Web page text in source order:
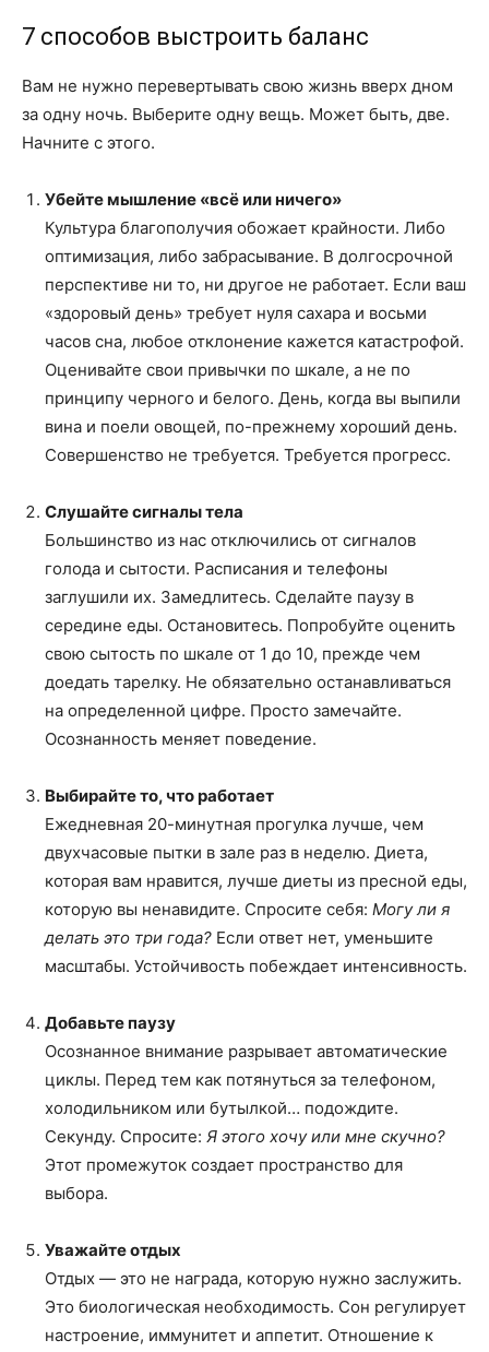
7 способов выстроить баланс
Вам не нужно перевертывать свою жизнь вверх дном
за одну ночь. Выберите одну вещь. Может быть, две.
Начните с этого.
Убейте мышление «всё или ничего»
Культура благополучия обожает крайности. Либо
оптимизация, либо забрасывание. В долгосрочной
перспективе ни то, ни другое не работает. Если ваш
«здоровый день» требует нуля сахара и восьми
часов сна, любое отклонение кажется катастрофой.
Оценивайте свои привычки по шкале, а не по
принципу черного и белого. День, когда вы выпили
вина и поели овощей, по-прежнему хороший день.
Совершенство не требуется. Требуется прогресс.
Слушайте сигналы тела
Большинство из нас отключились от сигналов
голода и сытости. Расписания и телефоны
заглушили их. Замедлитесь. Сделайте паузу в
середине еды. Остановитесь. Попробуйте оценить
свою сытость по шкале от 1 до 10, прежде чем
доедать тарелку. Не обязательно останавливаться
на определенной цифре. Просто замечайте.
Осознанность меняет поведение.
Выбирайте то, что работает
Ежедневная 20-минутная прогулка лучше, чем
двухчасовые пытки в зале раз в неделю. Диета,
которая вам нравится, лучше диеты из пресной еды,
которую вы ненавидите. Спросите себя: Могу ли я
делать это три года? Если ответ нет, уменьшите
масштабы. Устойчивость побеждает интенсивность.
Добавьте паузу
Осознанное внимание разрывает автоматические
циклы. Перед тем как потянуться за телефоном,
холодильником или бутылкой… подождите.
Секунду. Спросите: Я этого хочу или мне скучно?
Этот промежуток создает пространство для
выбора.
Уважайте отдых
Отдых — это не награда, которую нужно заслужить.
Это биологическая необходимость. Сон регулирует
настроение, иммунитет и аппетит. Отношение к